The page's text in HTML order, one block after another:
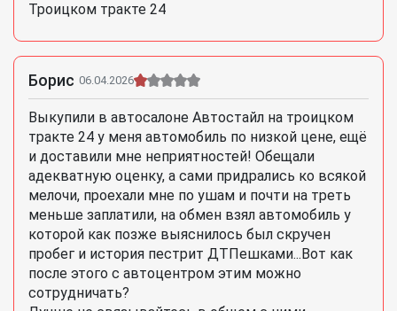
Троицком тракте 24
Борис 06.04.2026
Выкупили в автосалоне Автостайл на троицком
тракте 24 у меня автомобиль по низкой цене, ещё
и доставили мне неприятностей! Обещали
адекватную оценку, а сами придрались ко всякой
мелочи, проехали мне по ушам и почти на треть
меньше заплатили, на обмен взял автомобиль у
которой как позже выяснилось был скручен
пробег и история пестрит ДТПешками...Вот как
после этого с автоцентром этим можно
сотрудничать?